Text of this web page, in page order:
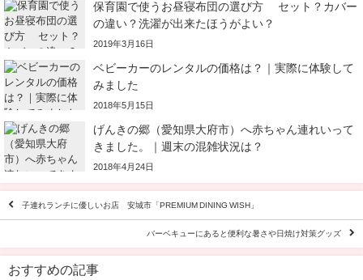
保育園で使うお昼寝布団の選び方 セット？カバー
の違い？洗濯が出来たほうがよい？
2019年3月16日
ベビーカーのレンタルの価格は？｜実際に体験して
みました
2018年5月15日
げんきの郷（愛知県大府市）へ赤ちゃん連れいって
きました。｜週末の混雑状況は？
2018年4月24日
子連れランチに優しいお店 安城市「PREMIUM DINING WISH」
バーベキューにあると便利な暑さや日焼け対策グッズ
おすすめの記事